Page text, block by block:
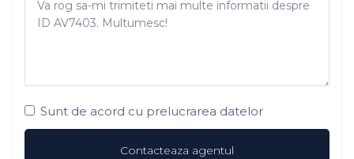
Sunt de acord cu prelucrarea datelor